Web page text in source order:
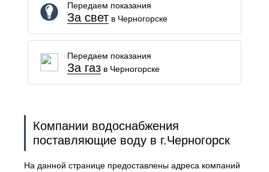
Передаем показания
За светв Черногорске
Передаем показания
За газв Черногорске
Компании водоснабжения
поставляющие воду в г.Черногорск
На данной странице предоставлены адреса компаний